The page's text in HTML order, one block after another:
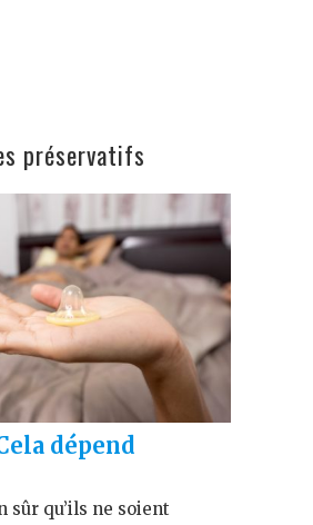
préservatifs
dépend
sûr qu’ils ne soient